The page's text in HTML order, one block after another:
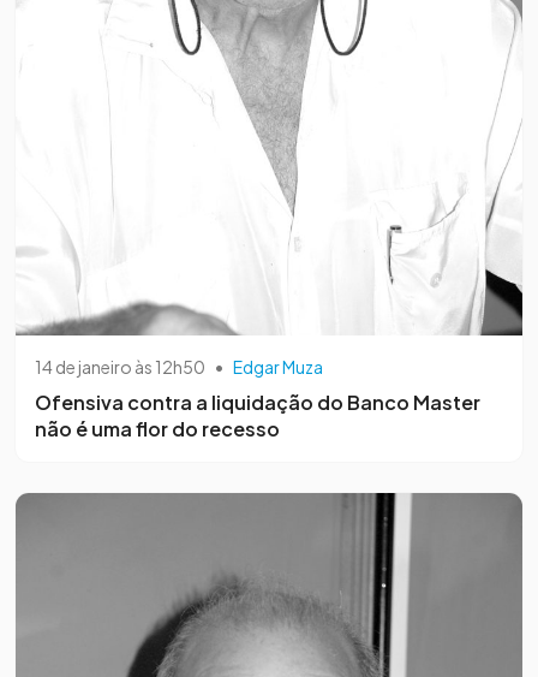
14 de janeiro às 12h50 • Edgar Muza
Ofensiva contra a liquidação do Banco Master
não é uma flor do recesso